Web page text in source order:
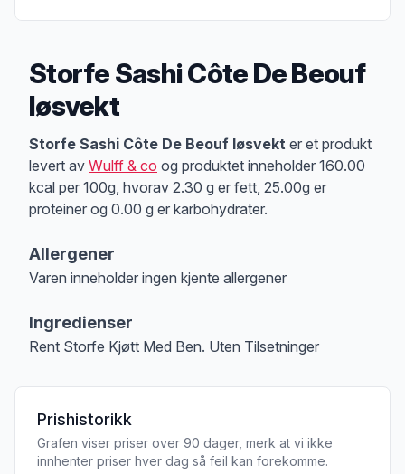
Storfe Sashi Côte De Beouf
løsvekt
Produktbeskrivelse
Storfe Sashi Côte De Beouf løsvekt er et produkt
levert av Wulff & co og produktet inneholder 160.00
kcal per 100g, hvorav 2.30 g er fett, 25.00g er
proteiner og 0.00 g er karbohydrater.
Allergener
Varen inneholder ingen kjente allergener
Ingredienser
Rent Storfe Kjøtt Med Ben. Uten Tilsetninger
Prishistorikk
Grafen viser priser over 90 dager, merk at vi ikke
innhenter priser hver dag så feil kan forekomme.